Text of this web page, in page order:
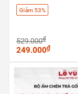
mùi
Giảm 53%
529.000₫
249.000₫